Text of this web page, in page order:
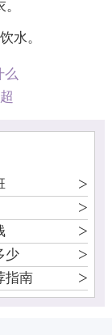
水。
么
>
>
>
少 >
指南 >